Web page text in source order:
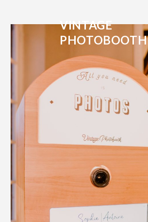
VINTAGE
PHOTOBOOTH